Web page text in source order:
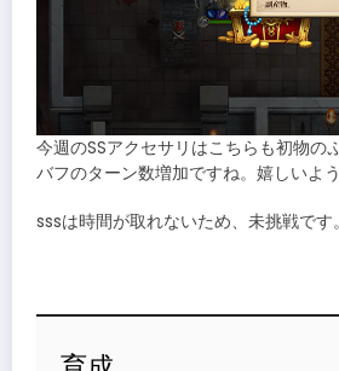
今週のSSアクセサリはこちらも初物の
バフのターン数増加ですね。嬉しいよ
sssは時間が取れないため、未挑戦です。